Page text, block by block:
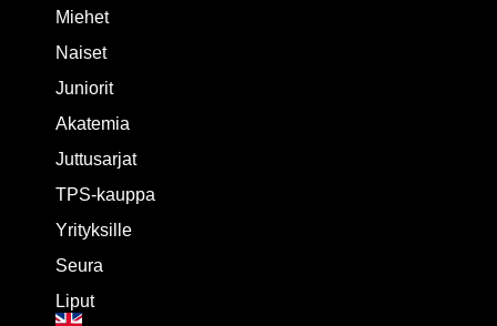
Miehet
Naiset
Juniorit
Akatemia
Juttusarjat
TPS-kauppa
Yrityksille
Seura
Liput